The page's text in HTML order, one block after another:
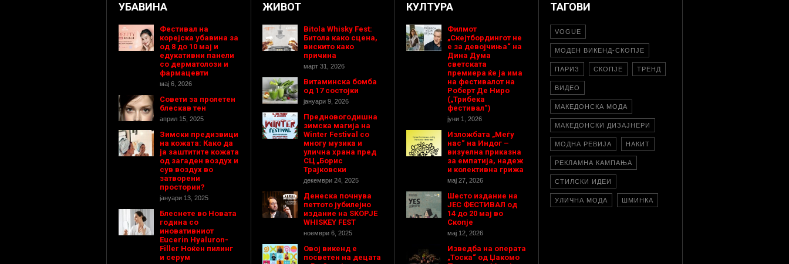
УБАВИНА
Фестивал на
корејска убавина за
од 8 до 10 мај и
едукативни панели
со дерматолози и
фармацевти
мај 6, 2026
Совети за пролетен
блескав тен
април 15, 2025
Зимски предизвици
на кожата: Како да
ја заштитите кожата
од загаден воздух и
сув воздух во
затворени
простории?
јануари 13, 2025
Блеснете во Новата
година со
иновативниот
Eucerin Hyaluron-
Filler Ноќен пилинг
и серум
ЖИВОТ
Bitola Whisky Fest:
Битола како сцена,
вискито како
причина
март 31, 2026
Витаминска бомба
од 17 состојки
јануари 9, 2026
Предновогодишнa
зимска магија на
Winter Festival со
многу музика и
улична храна пред
СЦ „Борис
Трајковски
декември 24, 2025
Денеска почнува
петтото јубилејно
издание на SKOPJE
WHISKEY FEST
ноември 6, 2025
Овој викенд е
посветен на децата
КУЛТУРА
Филмот
„Скејтбордингот не
е за девојчиња“ на
Дина Дума
светската
премиера ќе ја има
на фестивалот на
Роберт Де Ниро
(„Трибека
фестивал“)
јуни 1, 2026
Изложбата „Меѓу
нас“ на Индог –
визуелна приказна
за емпатија, надеж
и колективна грижа
мај 27, 2026
Шесто издание на
ЈЕС ФЕСТИВАЛ од
14 до 20 мај во
Скопје
мај 12, 2026
Изведба на операта
„Тоска“ од Џакомо
ТАГОВИ
VOGUE
МОДЕН ВИКЕНД-СКОПЈЕ
ПАРИЗ СКОПЈЕ ТРЕНД
ВИДЕО
МАКЕДОНСКА МОДА
МАКЕДОНСКИ ДИЗАЈНЕРИ
МОДНА РЕВИЈА НАКИТ
РЕКЛАМНА КАМПАЊА
СТИЛСКИ ИДЕИ
УЛИЧНА МОДА ШМИНКА